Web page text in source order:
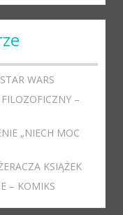
WARS
–
„NIECH MOC
KSIĄŻEK
– KOMIKS